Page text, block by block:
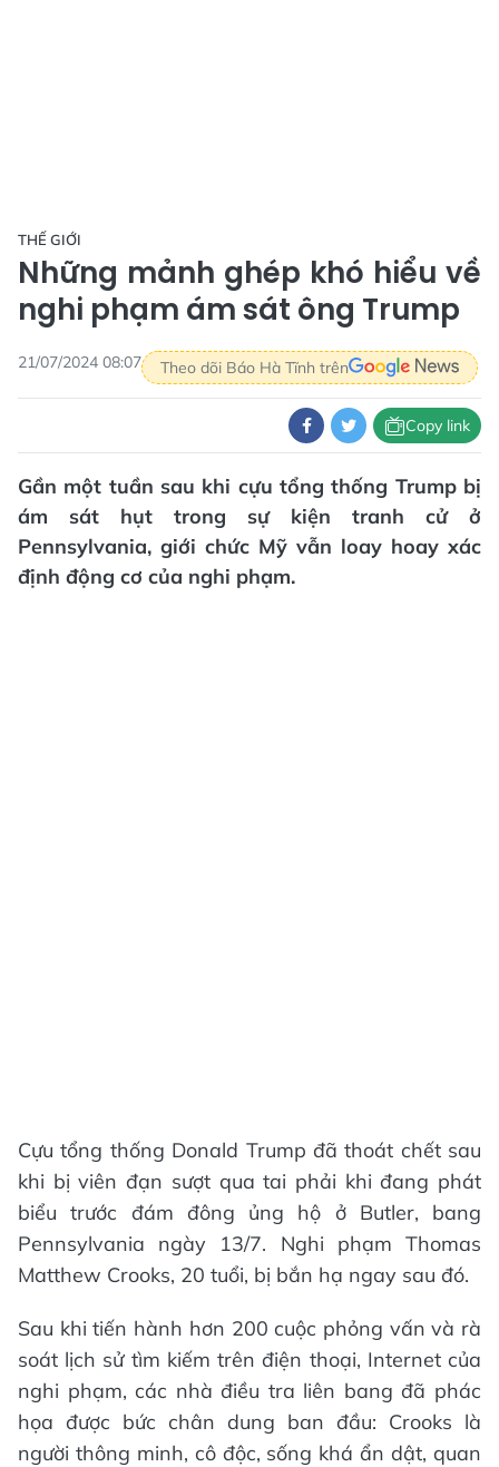
THẾ GIỚI
Những mảnh ghép khó hiểu về
nghi phạm ám sát ông Trump
21/07/2024 08:07 Theo dõi Báo Hà Tĩnh trên
Copy link
Gần một tuần sau khi cựu tổng thống Trump bị
ám sát hụt trong sự kiện tranh cử ở
Pennsylvania, giới chức Mỹ vẫn loay hoay xác
định động cơ của nghi phạm.
Cựu tổng thống Donald Trump đã thoát chết sau
khi bị viên đạn sượt qua tai phải khi đang phát
biểu trước đám đông ủng hộ ở Butler, bang
Pennsylvania ngày 13/7. Nghi phạm Thomas
Matthew Crooks, 20 tuổi, bị bắn hạ ngay sau đó.
Sau khi tiến hành hơn 200 cuộc phỏng vấn và rà
soát lịch sử tìm kiếm trên điện thoại, Internet của
nghi phạm, các nhà điều tra liên bang đã phác
họa được bức chân dung ban đầu: Crooks là
người thông minh, cô độc, sống khá ẩn dật, quan